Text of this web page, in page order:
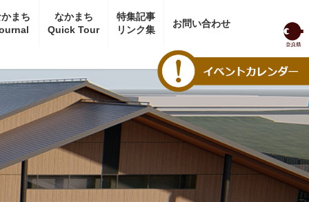
まち
なかまち
Quick Tour
特集記事
リンク集
お問い合わせ